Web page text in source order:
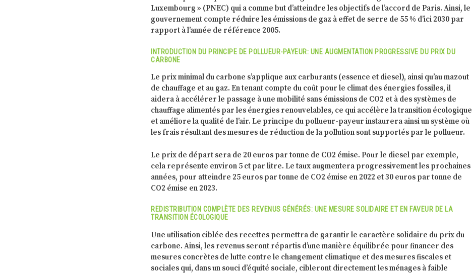
Luxembourg » (PNEC) qui a comme but d’atteindre les objectifs de l’accord de Paris. Ainsi, le
gouvernement compte réduire les émissions de gaz à effet de serre de 55 % d’ici 2030 par
rapport à l’année de référence 2005.
INTRODUCTION DU PRINCIPE DE POLLUEUR-PAYEUR: UNE AUGMENTATION PROGRESSIVE DU PRIX DU
CARBONE
Le prix minimal du carbone s’applique aux carburants (essence et diesel), ainsi qu’au mazout
de chauffage et au gaz. En tenant compte du coût pour le climat des énergies fossiles, il
aidera à accélérer le passage à une mobilité sans émissions de CO2 et à des systèmes de
chauffage alimentés par les énergies renouvelables, ce qui accélère la transition écologique
et améliore la qualité de l’air. Le principe du pollueur-payeur instaurera ainsi un système où
les frais résultant des mesures de réduction de la pollution sont supportés par le pollueur.
Le prix de départ sera de 20 euros par tonne de CO2 émise. Pour le diesel par exemple,
cela représente environ 5 ct par litre. Le taux augmentera progressivement les prochaines
années, pour atteindre 25 euros par tonne de CO2 émise en 2022 et 30 euros par tonne de
CO2 émise en 2023.
REDISTRIBUTION COMPLÈTE DES REVENUS GÉNÉRÉS: UNE MESURE SOLIDAIRE ET EN FAVEUR DE LA
TRANSITION ÉCOLOGIQUE
Une utilisation ciblée des recettes permettra de garantir le caractère solidaire du prix du
carbone. Ainsi, les revenus seront répartis d’une manière équilibrée pour financer des
mesures concrètes de lutte contre le changement climatique et des mesures fiscales et
sociales qui, dans un souci d’équité sociale, cibleront directement les ménages à faible